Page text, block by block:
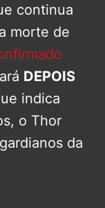
continua
morte de
DEPOIS
indica
o Thor
da